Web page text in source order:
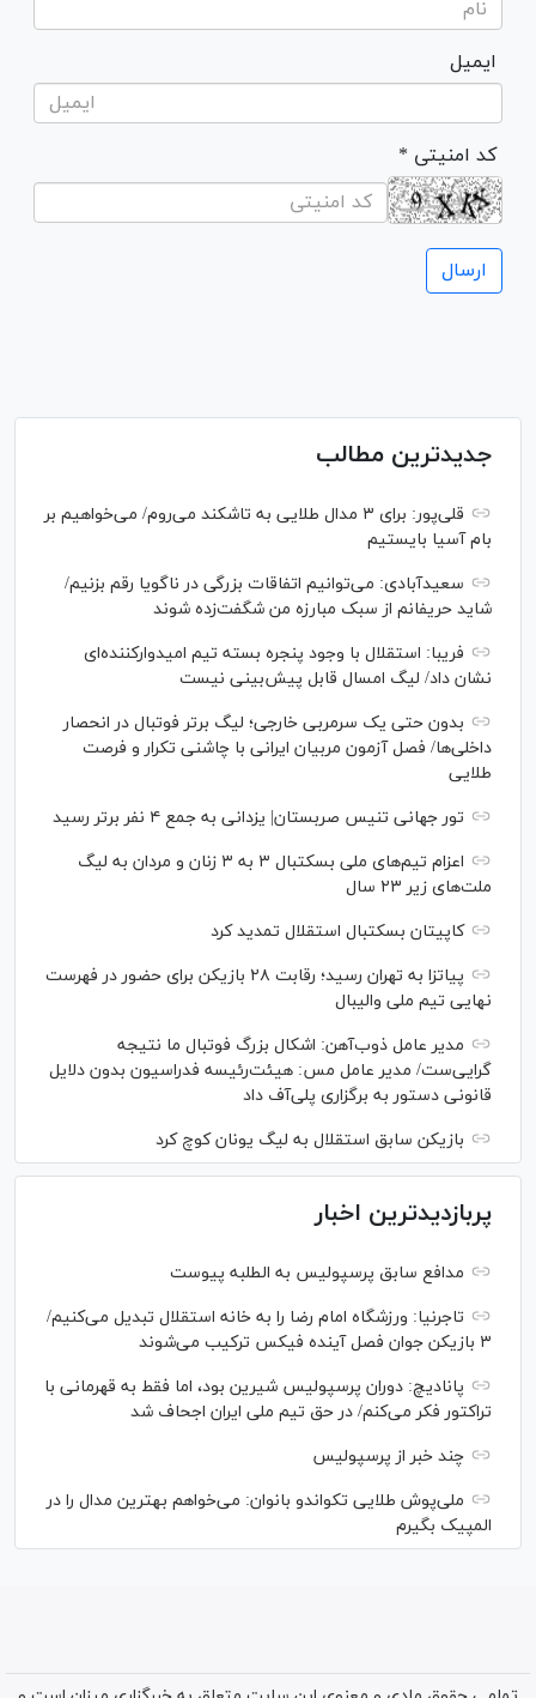
ایمیل
* کد امنیتی
جدیدترین مطالب
قلی‌پور: برای ۳ مدال طلایی به تاشکند می‌روم/ می‌خواهیم بر
بام آسیا بایستیم
سعیدآبادی: می‌توانیم اتفاقات بزرگی در ناگویا رقم بزنیم/
شاید حریفانم از سبک مبارزه من شگفت‌زده شوند
فریبا: استقلال با وجود پنجره بسته تیم امیدوارکننده‌ای
نشان داد/ لیگ امسال قابل پیش‌بینی نیست
بدون حتی یک سرمربی خارجی؛ لیگ برتر فوتبال در انحصار
داخلی‌ها/ فصل آزمون مربیان ایرانی با چاشنی تکرار و فرصت
طلایی
تور جهانی تنیس صربستان| یزدانی به جمع ۴ نفر برتر رسید
اعزام تیم‌های ملی بسکتبال ۳ به ۳ زنان و مردان به لیگ
ملت‌های زیر ۲۳ سال
کاپیتان بسکتبال استقلال تمدید کرد
پیاتزا به تهران رسید؛ رقابت ۲۸ بازیکن برای حضور در فهرست
نهایی تیم ملی والیبال
مدیر عامل ذوب‌آهن: اشکال بزرگ فوتبال ما نتیجه
گرایی‌ست/ مدیر عامل مس: هیئت‌رئیسه فدراسیون بدون دلایل
قانونی دستور به برگزاری پلی‌آف داد
بازیکن سابق استقلال به لیگ یونان کوچ کرد
پربازدیدترین اخبار
مدافع سابق پرسپولیس به الطلبه پیوست
تاجرنیا: ورزشگاه امام رضا را به خانه استقلال تبدیل می‌کنیم/
۳ بازیکن جوان فصل آینده فیکس ترکیب می‌شوند
پانادیچ: دوران پرسپولیس شیرین بود، اما فقط به قهرمانی با
تراکتور فکر می‌کنم/ در حق تیم ملی ایران اجحاف شد
چند خبر از پرسپولیس
ملی‌پوش‌ طلایی تکواندو بانوان: می‌خواهم بهترین مدال را در
المپیک بگیرم